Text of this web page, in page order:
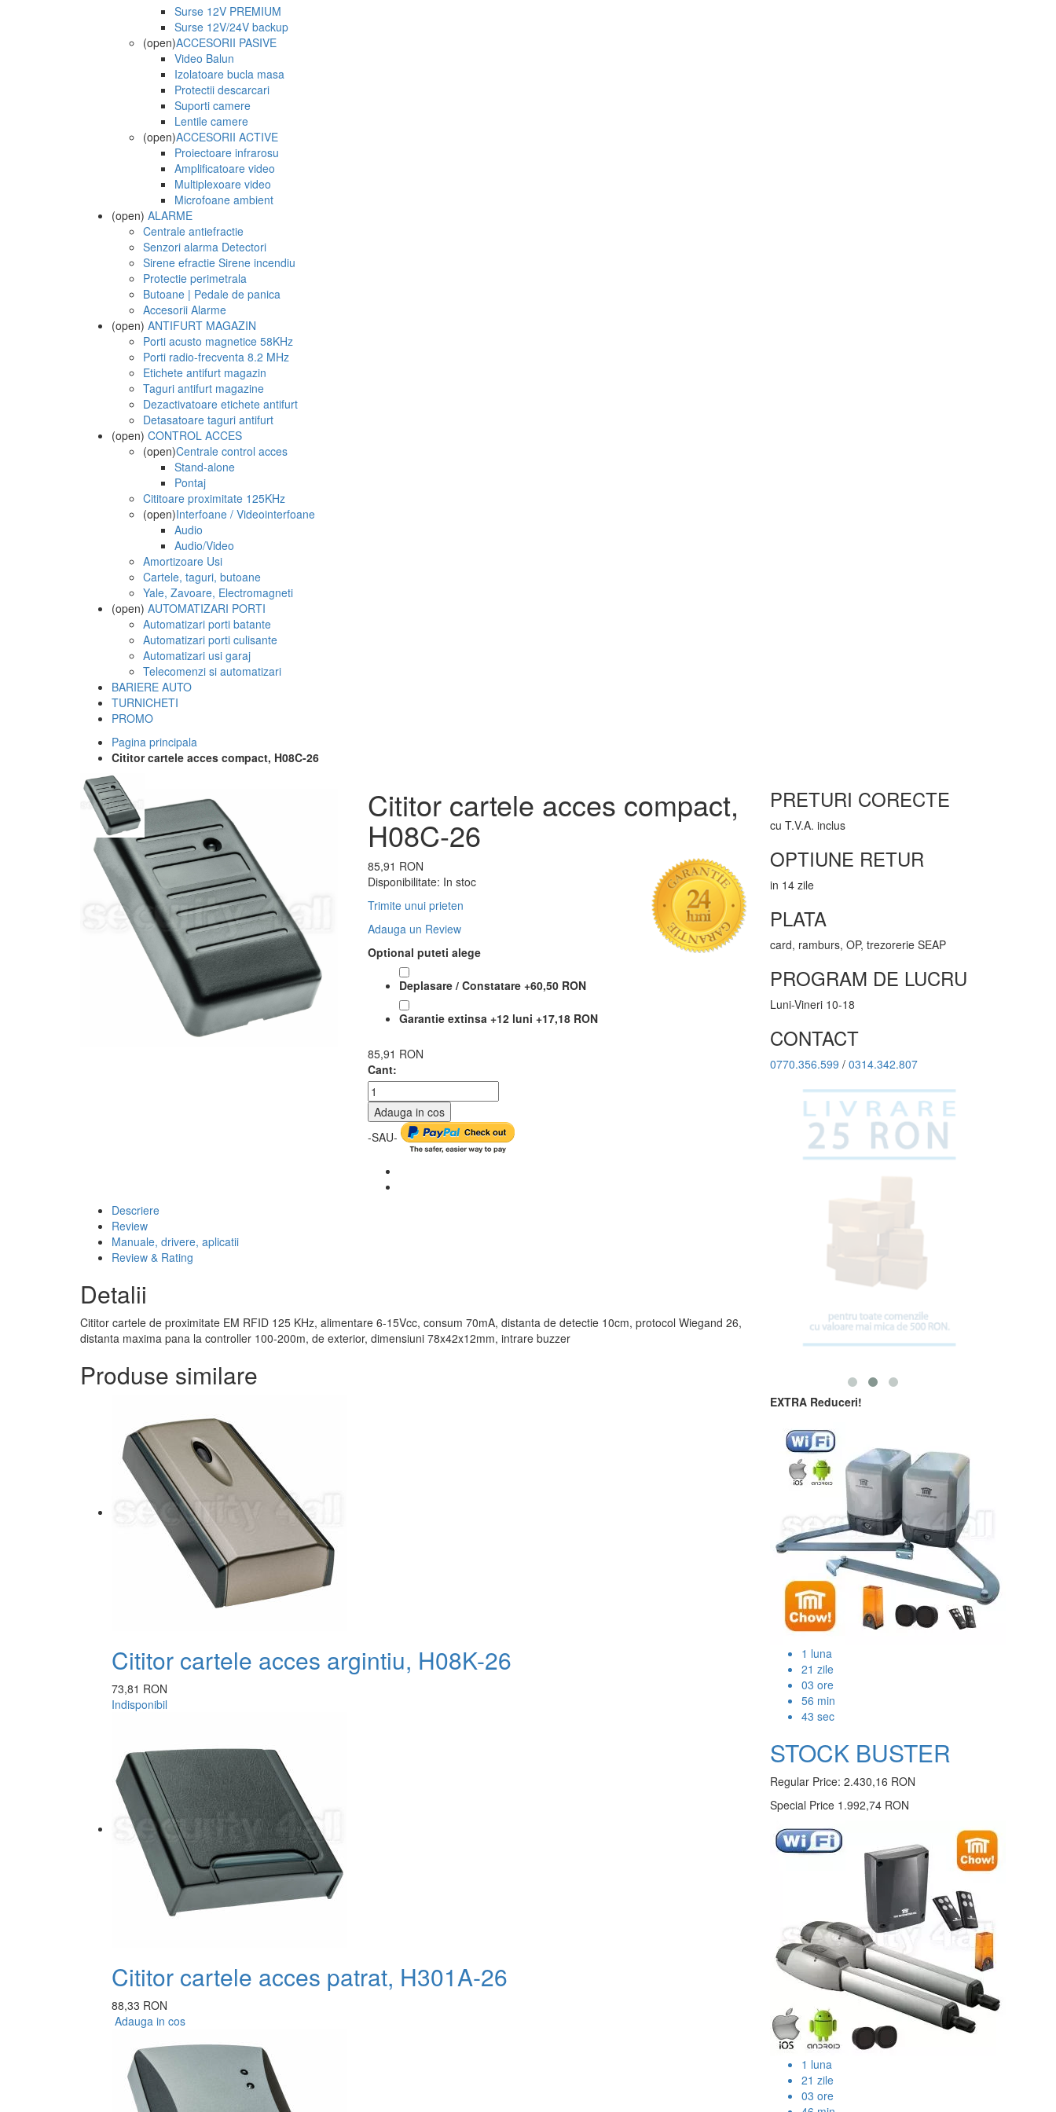
Surse 12V PREMIUM
Surse 12V/24V backup
(open)ACCESORII PASIVE
Video Balun
Izolatoare bucla masa
Protectii descarcari
Suporti camere
Lentile camere
(open)ACCESORII ACTIVE
Proiectoare infrarosu
Amplificatoare video
Multiplexoare video
Microfoane ambient
(open) ALARME
Centrale antiefractie
Senzori alarma Detectori
Sirene efractie Sirene incendiu
Protectie perimetrala
Butoane | Pedale de panica
Accesorii Alarme
(open) ANTIFURT MAGAZIN
Porti acusto magnetice 58KHz
Porti radio-frecventa 8.2 MHz
Etichete antifurt magazin
Taguri antifurt magazine
Dezactivatoare etichete antifurt
Detasatoare taguri antifurt
(open) CONTROL ACCES
(open)Centrale control acces
Stand-alone
Pontaj
Cititoare proximitate 125KHz
(open)Interfoane / Videointerfoane
Audio
Audio/Video
Amortizoare Usi
Cartele, taguri, butoane
Yale, Zavoare, Electromagneti
(open) AUTOMATIZARI PORTI
Automatizari porti batante
Automatizari porti culisante
Automatizari usi garaj
Telecomenzi si automatizari
BARIERE AUTO
TURNICHETI
PROMO
Pagina principala
Cititor cartele acces compact, H08C-26
Cititor cartele acces compact,
H08C-26
85,91 RON
Disponibilitate: In stoc
Trimite unui prieten
Adauga un Review
Optional puteti alege
Deplasare / Constatare +60,50 RON
Garantie extinsa +12 luni +17,18 RON
85,91 RON
Cant:
Adauga in cos
-SAU-
Descriere
Review
Manuale, drivere, aplicatii
Review & Rating
Detalii
Cititor cartele de proximitate EM RFID 125 KHz, alimentare 6-15Vcc, consum 70mA, distanta de detectie 10cm, protocol Wiegand 26,
distanta maxima pana la controller 100-200m, de exterior, dimensiuni 78x42x12mm, intrare buzzer
Produse similare
Cititor cartele acces argintiu, H08K-26
73,81 RON
Indisponibil
Cititor cartele acces patrat, H301A-26
88,33 RON
Adauga in cos
PRETURI CORECTE
cu T.V.A. inclus
OPTIUNE RETUR
in 14 zile
PLATA
card, ramburs, OP, trezorerie SEAP
PROGRAM DE LUCRU
Luni-Vineri 10-18
CONTACT
0770.356.599 / 0314.342.807
EXTRA Reduceri!
1 luna
21 zile
03 ore
56 min
42 sec
STOCK BUSTER
Regular Price: 2.430,16 RON
Special Price 1.992,74 RON
1 luna
21 zile
03 ore